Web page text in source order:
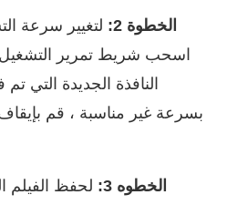
الخطوة 2:
لتغيير سرعة
اسحب شريط تمرير التشغيل
النافذة الجديدة التي
بسرعة غير مناسبة ، قم
الخطوه 3:
لحفظ الفيلم